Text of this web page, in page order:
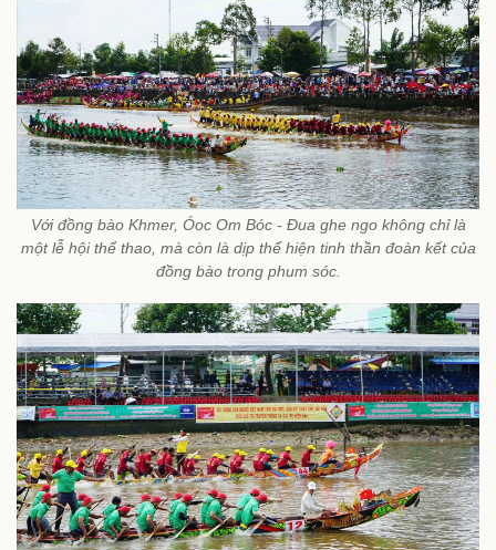
Với đồng bào Khmer, Óoc Om Bóc - Đua ghe ngo không chỉ là
một lễ hội thể thao, mà còn là dịp thể hiện tinh thần đoàn kết của
đồng bào trong phum sóc.